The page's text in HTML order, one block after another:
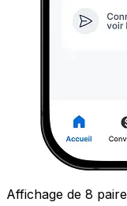
Affichage de 8